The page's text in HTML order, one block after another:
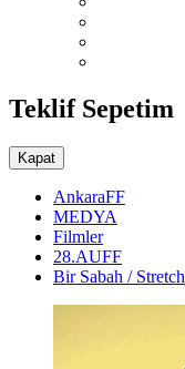
Teklif Sepetim
Kapat
AnkaraFF
MEDYA
Filmler
28.AUFF
Bir Sabah / Stretch